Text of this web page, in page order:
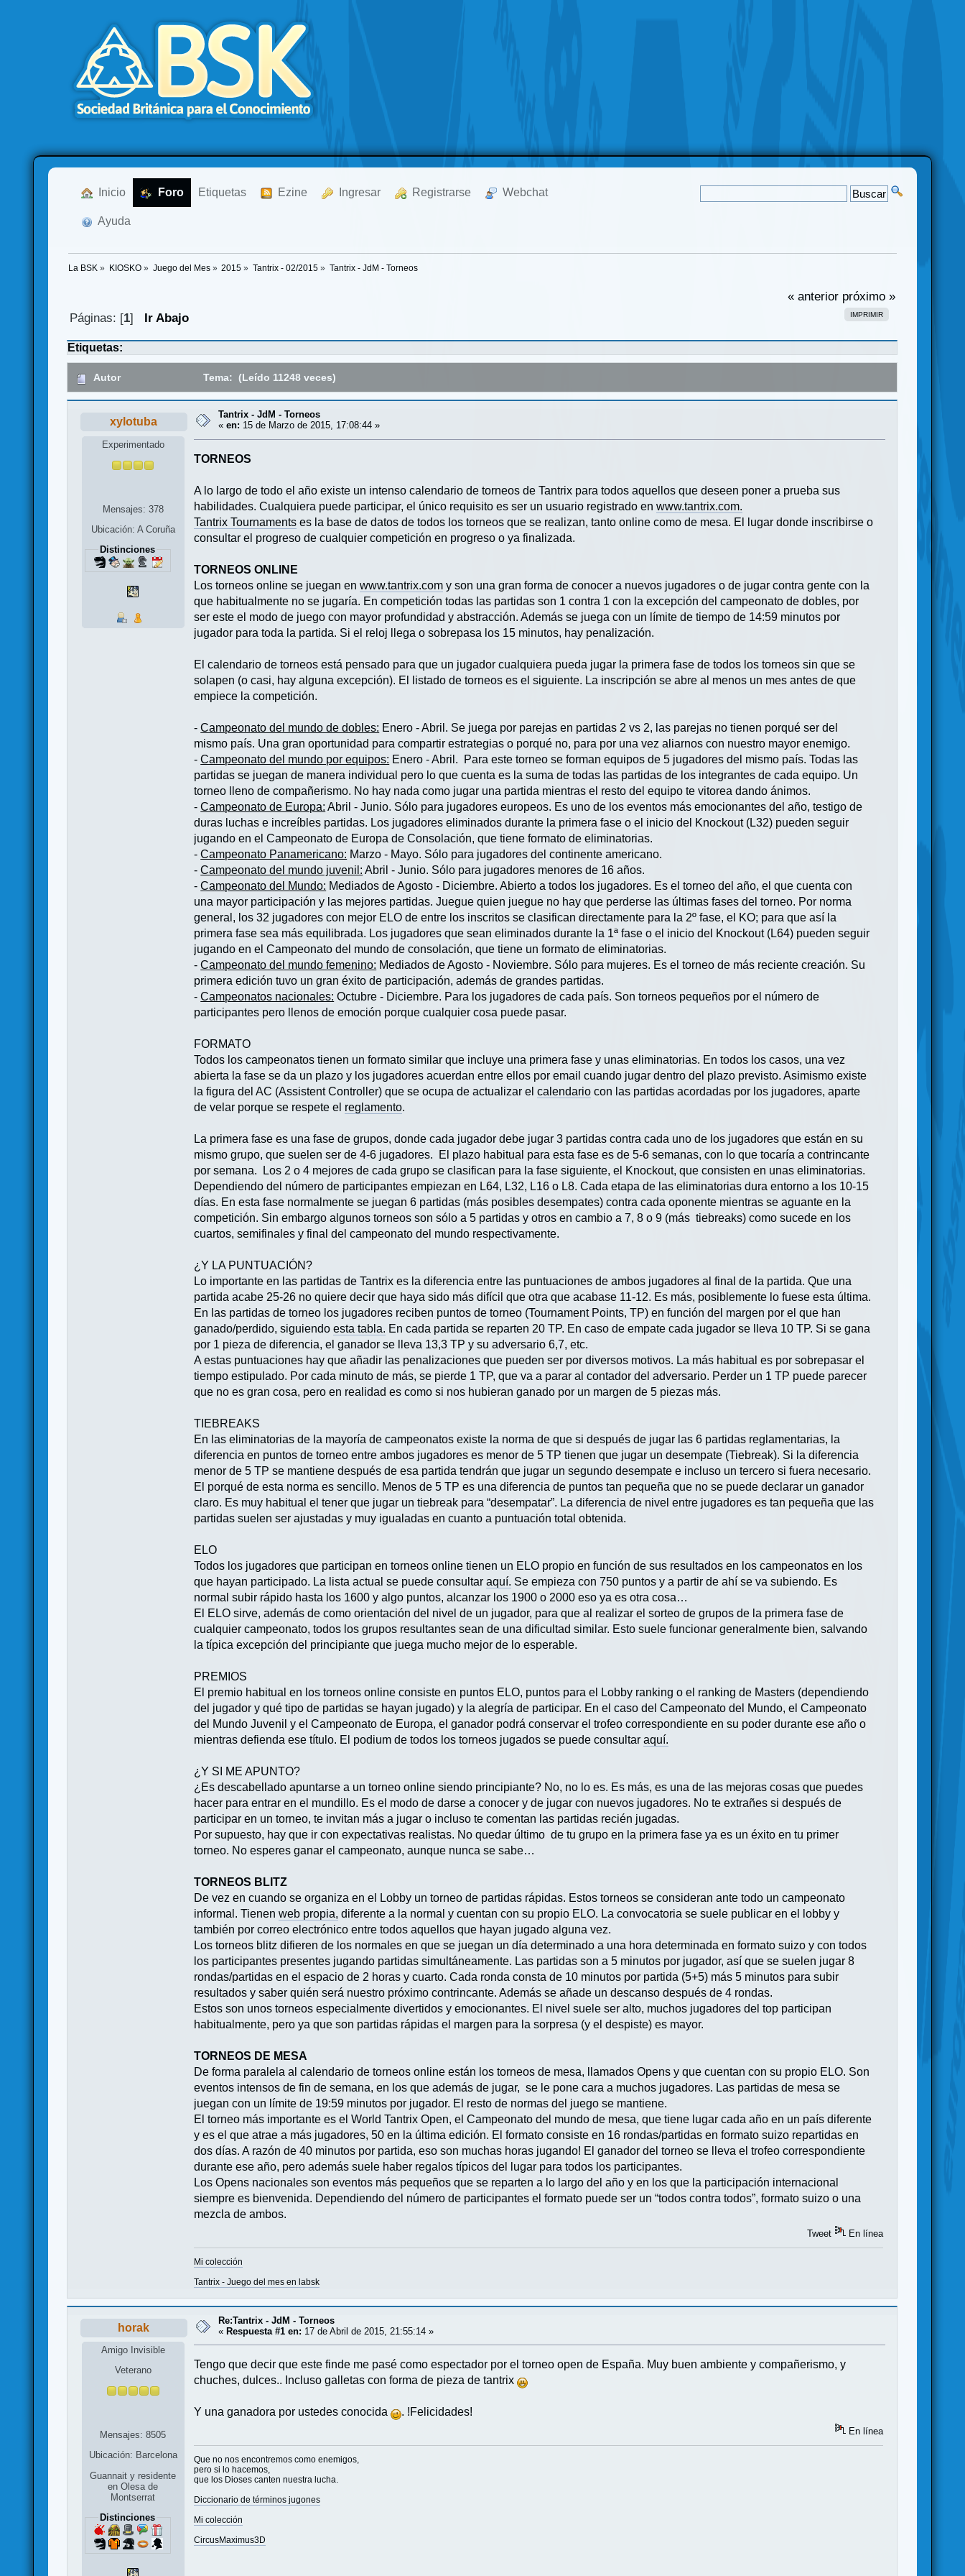
Inicio Foro Etiquetas Ezine Ingresar Registrarse Webchat
Ayuda
La BSK » KIOSKO» Juego del Mes» 2015 » Tantrix - 02/2015 » Tantrix - JdM - Torneos
« anterior próximo »
IMPRIMIR
Páginas: [1] Ir Abajo
Etiquetas:
Autor Tema: (Leído 11248 veces)
xylotuba
Experimentado
Mensajes: 378
Ubicación: A Coruña
Distinciones
Tantrix - JdM - Torneos
«en: 15 de Marzo de 2015, 17:08:44 »
TORNEOS
A lo largo de todo el año existe un intenso calendario de torneos de Tantrix para todos aquellos que deseen poner a prueba sus
habilidades. Cualquiera puede participar, el único requisito es ser un usuario registrado enwww.tantrix.com.
Tantrix Tournaments es la base de datos de todos los torneos que se realizan, tanto online como de mesa. El lugar donde inscribirse o
consultar el progreso de cualquier competición en progreso o ya finalizada.
TORNEOS ONLINE
Los torneos online se juegan enwww.tantrix.com y son una gran forma de conocer a nuevos jugadores o de jugar contra gente con la
que habitualmente no se jugaría. En competición todas las partidas son 1 contra 1 con la excepción del campeonato de dobles, por
ser este el modo de juego con mayor profundidad y abstracción. Además se juega con un límite de tiempo de 14:59 minutos por
jugador para toda la partida. Si el reloj llega o sobrepasa los 15 minutos, hay penalización.
El calendario de torneos está pensado para que un jugador cualquiera pueda jugar la primera fase de todos los torneos sin que se
solapen (o casi, hay alguna excepción). El listado de torneos es el siguiente. La inscripción se abre al menos un mes antes de que
empiece la competición.
-Campeonato del mundo de dobles: Enero - Abril. Se juega por parejas en partidas 2 vs 2, las parejas no tienen porqué ser del
mismo país. Una gran oportunidad para compartir estrategias o porqué no, para por una vez aliarnos con nuestro mayor enemigo.
-Campeonato del mundo por equipos: Enero - Abril. Para este torneo se forman equipos de 5 jugadores del mismo país. Todas las
partidas se juegan de manera individual pero lo que cuenta es la suma de todas las partidas de los integrantes de cada equipo. Un
torneo lleno de compañerismo. No hay nada como jugar una partida mientras el resto del equipo te vitorea dando ánimos.
-Campeonato de Europa: Abril - Junio. Sólo para jugadores europeos. Es uno de los eventos más emocionantes del año, testigo de
duras luchas e increíbles partidas. Los jugadores eliminados durante la primera fase o el inicio del Knockout (L32) pueden seguir
jugando en el Campeonato de Europa de Consolación, que tiene formato de eliminatorias.
-Campeonato Panamericano: Marzo - Mayo. Sólo para jugadores del continente americano.
-Campeonato del mundo juvenil: Abril - Junio. Sólo para jugadores menores de 16 años.
-Campeonato del Mundo: Mediados de Agosto - Diciembre. Abierto a todos los jugadores. Es el torneo del año, el que cuenta con
una mayor participación y las mejores partidas. Juegue quien juegue no hay que perderse las últimas fases del torneo. Por norma
general, los 32 jugadores con mejor ELO de entre los inscritos se clasifican directamente para la 2º fase, el KO; para que así la
primera fase sea más equilibrada. Los jugadores que sean eliminados durante la 1ª fase o el inicio del Knockout (L64) pueden seguir
jugando en el Campeonato del mundo de consolación, que tiene un formato de eliminatorias.
-Campeonato del mundo femenino: Mediados de Agosto - Noviembre. Sólo para mujeres. Es el torneo de más reciente creación. Su
primera edición tuvo un gran éxito de participación, además de grandes partidas.
-Campeonatos nacionales: Octubre - Diciembre. Para los jugadores de cada país. Son torneos pequeños por el número de
participantes pero llenos de emoción porque cualquier cosa puede pasar.
FORMATO
Todos los campeonatos tienen un formato similar que incluye una primera fase y unas eliminatorias. En todos los casos, una vez
abierta la fase se da un plazo y los jugadores acuerdan entre ellos por email cuando jugar dentro del plazo previsto. Asimismo existe
la figura del AC (Assistent Controller) que se ocupa de actualizar elcalendario con las partidas acordadas por los jugadores, aparte
de velar porque se respete el reglamento.
La primera fase es una fase de grupos, donde cada jugador debe jugar 3 partidas contra cada uno de los jugadores que están en su
mismo grupo, que suelen ser de 4-6 jugadores. El plazo habitual para esta fase es de 5-6 semanas, con lo que tocaría a contrincante
por semana. Los 2 o 4 mejores de cada grupo se clasifican para la fase siguiente, el Knockout, que consisten en unas eliminatorias.
Dependiendo del número de participantes empiezan en L64, L32, L16 o L8. Cada etapa de las eliminatorias dura entorno a los 10-15
días. En esta fase normalmente se juegan 6 partidas (más posibles desempates) contra cada oponente mientras se aguante en la
competición. Sin embargo algunos torneos son sólo a 5 partidas y otros en cambio a 7, 8 o 9 (más tiebreaks) como sucede en los
cuartos, semifinales y final del campeonato del mundo respectivamente.
¿Y LA PUNTUACIÓN?
Lo importante en las partidas de Tantrix es la diferencia entre las puntuaciones de ambos jugadores al final de la partida. Que una
partida acabe 25-26 no quiere decir que haya sido más difícil que otra que acabase 11-12. Es más, posiblemente lo fuese esta última.
En las partidas de torneo los jugadores reciben puntos de torneo (Tournament Points, TP) en función del margen por el que han
ganado/perdido, siguiendoesta tabla. En cada partida se reparten 20 TP. En caso de empate cada jugador se lleva 10 TP. Si se gana
por 1 pieza de diferencia, el ganador se lleva 13,3 TP y su adversario 6,7, etc.
A estas puntuaciones hay que añadir las penalizaciones que pueden ser por diversos motivos. La más habitual es por sobrepasar el
tiempo estipulado. Por cada minuto de más, se pierde 1 TP, que va a parar al contador del adversario. Perder un 1 TP puede parecer
que no es gran cosa, pero en realidad es como si nos hubieran ganado por un margen de 5 piezas más.
TIEBREAKS
En las eliminatorias de la mayoría de campeonatos existe la norma de que si después de jugar las 6 partidas reglamentarias, la
diferencia en puntos de torneo entre ambos jugadores es menor de 5 TP tienen que jugar un desempate (Tiebreak). Si la diferencia
menor de 5 TP se mantiene después de esa partida tendrán que jugar un segundo desempate e incluso un tercero si fuera necesario.
El porqué de esta norma es sencillo. Menos de 5 TP es una diferencia de puntos tan pequeña que no se puede declarar un ganador
claro. Es muy habitual el tener que jugar un tiebreak para “desempatar”. La diferencia de nivel entre jugadores es tan pequeña que las
partidas suelen ser ajustadas y muy igualadas en cuanto a puntuación total obtenida.
ELO
Todos los jugadores que participan en torneos online tienen un ELO propio en función de sus resultados en los campeonatos en los
que hayan participado. La lista actual se puede consultaraquí. Se empieza con 750 puntos y a partir de ahí se va subiendo. Es
normal subir rápido hasta los 1600 y algo puntos, alcanzar los 1900 o 2000 eso ya es otra cosa…
El ELO sirve, además de como orientación del nivel de un jugador, para que al realizar el sorteo de grupos de la primera fase de
cualquier campeonato, todos los grupos resultantes sean de una dificultad similar. Esto suele funcionar generalmente bien, salvando
la típica excepción del principiante que juega mucho mejor de lo esperable.
PREMIOS
El premio habitual en los torneos online consiste en puntos ELO, puntos para el Lobby ranking o el ranking de Masters (dependiendo
del jugador y qué tipo de partidas se hayan jugado) y la alegría de participar. En el caso del Campeonato del Mundo, el Campeonato
del Mundo Juvenil y el Campeonato de Europa, el ganador podrá conservar el trofeo correspondiente en su poder durante ese año o
mientras defienda ese título. El podium de todos los torneos jugados se puede consultaraquí.
¿Y SI ME APUNTO?
¿Es descabellado apuntarse a un torneo online siendo principiante? No, no lo es. Es más, es una de las mejoras cosas que puedes
hacer para entrar en el mundillo. Es el modo de darse a conocer y de jugar con nuevos jugadores. No te extrañes si después de
participar en un torneo, te invitan más a jugar o incluso te comentan las partidas recién jugadas.
Por supuesto, hay que ir con expectativas realistas. No quedar último de tu grupo en la primera fase ya es un éxito en tu primer
torneo. No esperes ganar el campeonato, aunque nunca se sabe…
TORNEOS BLITZ
De vez en cuando se organiza en el Lobby un torneo de partidas rápidas. Estos torneos se consideran ante todo un campeonato
informal. Tienenweb propia, diferente a la normal y cuentan con su propio ELO. La convocatoria se suele publicar en el lobby y
también por correo electrónico entre todos aquellos que hayan jugado alguna vez.
Los torneos blitz difieren de los normales en que se juegan un día determinado a una hora determinada en formato suizo y con todos
los participantes presentes jugando partidas simultáneamente. Las partidas son a 5 minutos por jugador, así que se suelen jugar 8
rondas/partidas en el espacio de 2 horas y cuarto. Cada ronda consta de 10 minutos por partida (5+5) más 5 minutos para subir
resultados y saber quién será nuestro próximo contrincante. Además se añade un descanso después de 4 rondas.
Estos son unos torneos especialmente divertidos y emocionantes. El nivel suele ser alto, muchos jugadores del top participan
habitualmente, pero ya que son partidas rápidas el margen para la sorpresa (y el despiste) es mayor.
TORNEOS DE MESA
De forma paralela al calendario de torneos online están los torneos de mesa, llamados Opens y que cuentan con su propio ELO. Son
eventos intensos de fin de semana, en los que además de jugar, se le pone cara a muchos jugadores. Las partidas de mesa se
juegan con un límite de 19:59 minutos por jugador. El resto de normas del juego se mantiene.
El torneo más importante es el World Tantrix Open, el Campeonato del mundo de mesa, que tiene lugar cada año en un país diferente
y es el que atrae a más jugadores, 50 en la última edición. El formato consiste en 16 rondas/partidas en formato suizo repartidas en
dos días. A razón de 40 minutos por partida, eso son muchas horas jugando! El ganador del torneo se lleva el trofeo correspondiente
durante ese año, pero además suele haber regalos típicos del lugar para todos los participantes.
Los Opens nacionales son eventos más pequeños que se reparten a lo largo del año y en los que la participación internacional
siempre es bienvenida. Dependiendo del número de participantes el formato puede ser un “todos contra todos”, formato suizo o una
mezcla de ambos.
Tweet En línea
Mi colección
Tantrix - Juego del mes en labsk
horak
Amigo Invisible
Veterano
Mensajes: 8505
Ubicación: Barcelona
Guannait y residente
en Olesa de
Montserrat
Distinciones
Re:Tantrix - JdM - Torneos
«Respuesta #1 en: 17 de Abril de 2015, 21:55:14 »
Tengo que decir que este finde me pasé como espectador por el torneo open de España. Muy buen ambiente y compañerismo, y
chuches, dulces.. Incluso galletas con forma de pieza de tantrix
Y una ganadora por ustedes conocida . !Felicidades!
En línea
Que no nos encontremos como enemigos,
pero si lo hacemos,
que los Dioses canten nuestra lucha.
Diccionario de términos jugones
Mi colección
CircusMaximus3D